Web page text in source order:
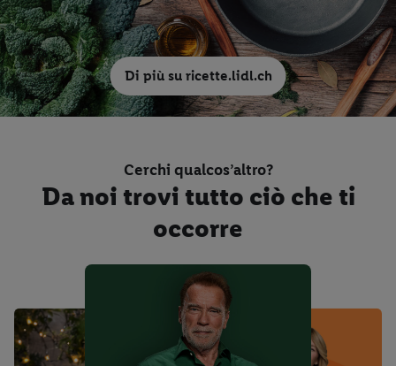
Di più su ricette.lidl.ch
Cerchi qualcos’altro?
Da noi trovi tutto ciò che ti
occorre